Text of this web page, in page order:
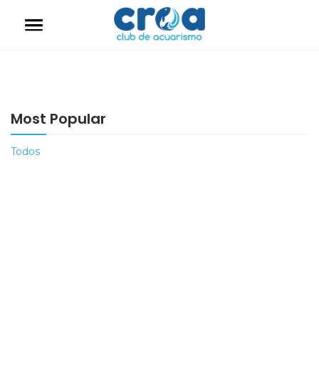
Most Popular
Todos